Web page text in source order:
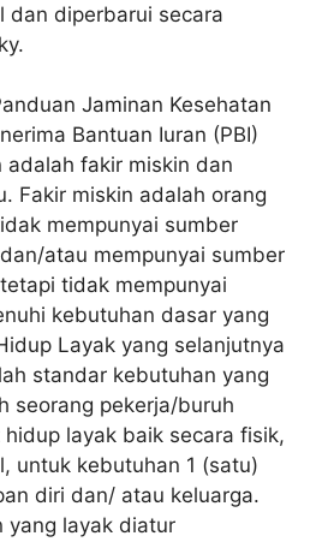
dan diperbarui secara
Jaminan Kesehatan
Bantuan Iuran (PBI)
adalah fakir miskin dan
Fakir miskin adalah orang
mempunyai sumber
atau mempunyai sumber
tidak mempunyai
kebutuhan dasar yang
Layak yang selanjutnya
standar kebutuhan yang
seorang pekerja/buruh
layak baik secara fisik,
untuk kebutuhan 1 (satu)
diri dan/ atau keluarga.
yang layak diatur